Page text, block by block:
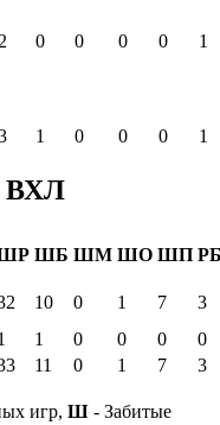
2 0 0 0 0
1
1 0 0 0 1
ВХЛ
ШБ ШМ ШО ШП
10 0 1 7
3
1 0 0 0
0
11 0 1 7
3
игр, Ш - Забитые